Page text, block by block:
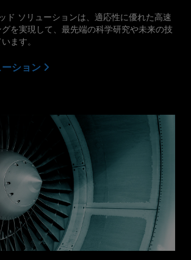
ド ソリューションは、適応性に優れた高速
を実現して、最先端の科学研究や未来の技
ます。
ション